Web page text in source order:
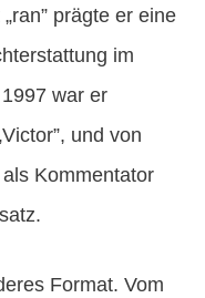
prägte er eine
im
war er
und von
Kommentator
Format. Vom